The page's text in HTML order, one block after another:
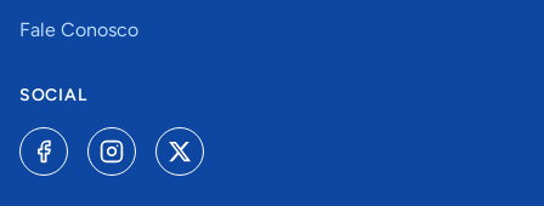
Fale Conosco
SOCIAL